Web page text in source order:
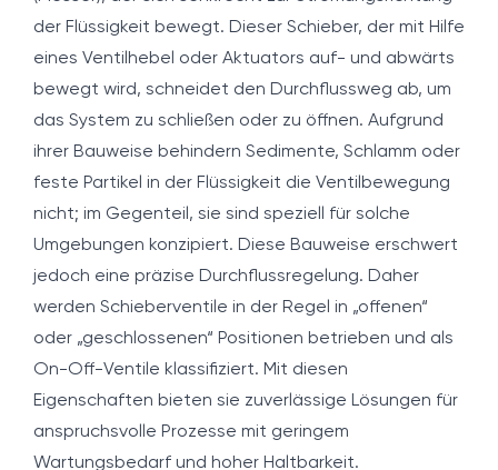
der Flüssigkeit bewegt. Dieser Schieber, der mit Hilfe
eines Ventilhebel oder Aktuators auf- und abwärts
bewegt wird, schneidet den Durchflussweg ab, um
das System zu schließen oder zu öffnen. Aufgrund
ihrer Bauweise behindern Sedimente, Schlamm oder
feste Partikel in der Flüssigkeit die Ventilbewegung
nicht; im Gegenteil, sie sind speziell für solche
Umgebungen konzipiert. Diese Bauweise erschwert
jedoch eine präzise Durchflussregelung. Daher
werden Schieberventile in der Regel in „offenen“
oder „geschlossenen“ Positionen betrieben und als
On-Off-Ventile klassifiziert. Mit diesen
Eigenschaften bieten sie zuverlässige Lösungen für
anspruchsvolle Prozesse mit geringem
Wartungsbedarf und hoher Haltbarkeit.